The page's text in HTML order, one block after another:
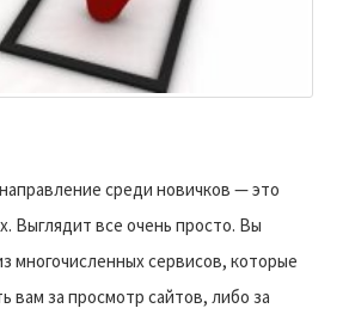
среди новичков — это
Выглядит все очень просто. Вы
многочисленных сервисов, которые
вам за просмотр сайтов, либо за